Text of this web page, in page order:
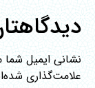
نشانی ایمیل
علامت‌گذاری